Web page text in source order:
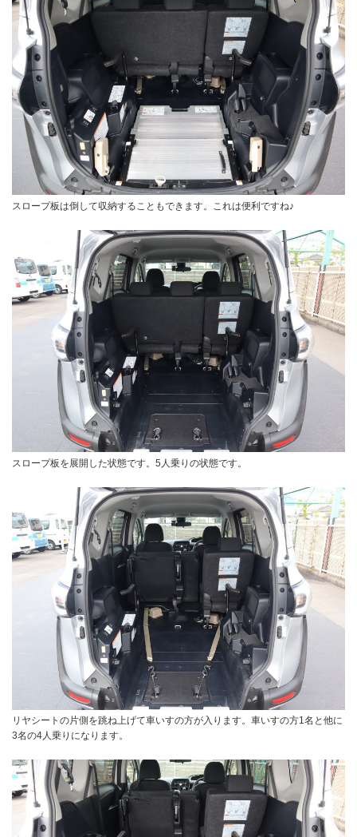
スロープ板は倒して収納することもできます。これは便利ですね♪
スロープ板を展開した状態です。5人乗りの状態です。
リヤシートの片側を跳ね上げて車いすの方が入ります。車いすの方1名と他に
3名の4人乗りになります。